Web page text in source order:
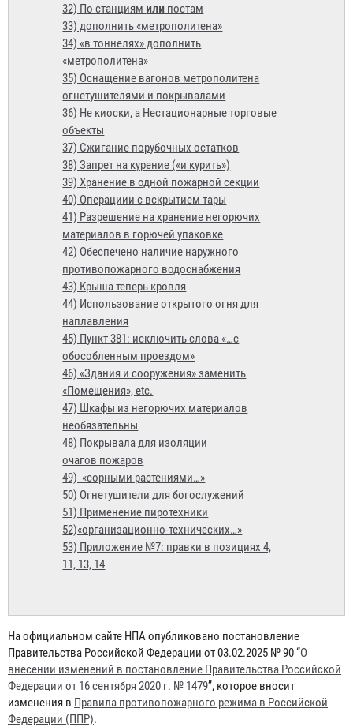
32) По станциям или постам
33) дополнить «метрополитена»
34) «в тоннелях» дополнить
«метрополитена»
35) Оснащение вагонов метрополитена
огнетушителями и покрывалами
36) Не киоски, а Нестационарные торговые
объекты
37) Сжигание порубочных остатков
38) Запрет на курение («и курить»)
39) Хранение в одной пожарной секции
40) Операциии с вскрытием тары
41) Разрешение на хранение негорючих
материалов в горючей упаковке
42) Обеспечено наличие наружного
противопожарного водоснабжения
43) Крыша теперь кровля
44) Использование открытого огня для
наплавления
45) Пункт 381: исключить слова «…с
обособленным проездом»
46) «Здания и сооружения» заменить
«Помещения», etc.
47) Шкафы из негорючих материалов
необязательны
48) Покрывала для изоляции
очагов пожаров
49) «сорными растениями…»
50) Огнетушители для богослужений
51) Применение пиротехники
52)«организационно-технических…»
53) Приложение №7: правки в позициях 4,
11, 13, 14
На официальном сайте НПА опубликовано постановление
Правительства Российской Федерации от 03.02.2025 № 90 “О
внесении изменений в постановление Правительства Российской
Федерации от 16 сентября 2020 г. № 1479”, которое вносит
изменения в Правила противопожарного режима в Российской
Федерации (ППР).